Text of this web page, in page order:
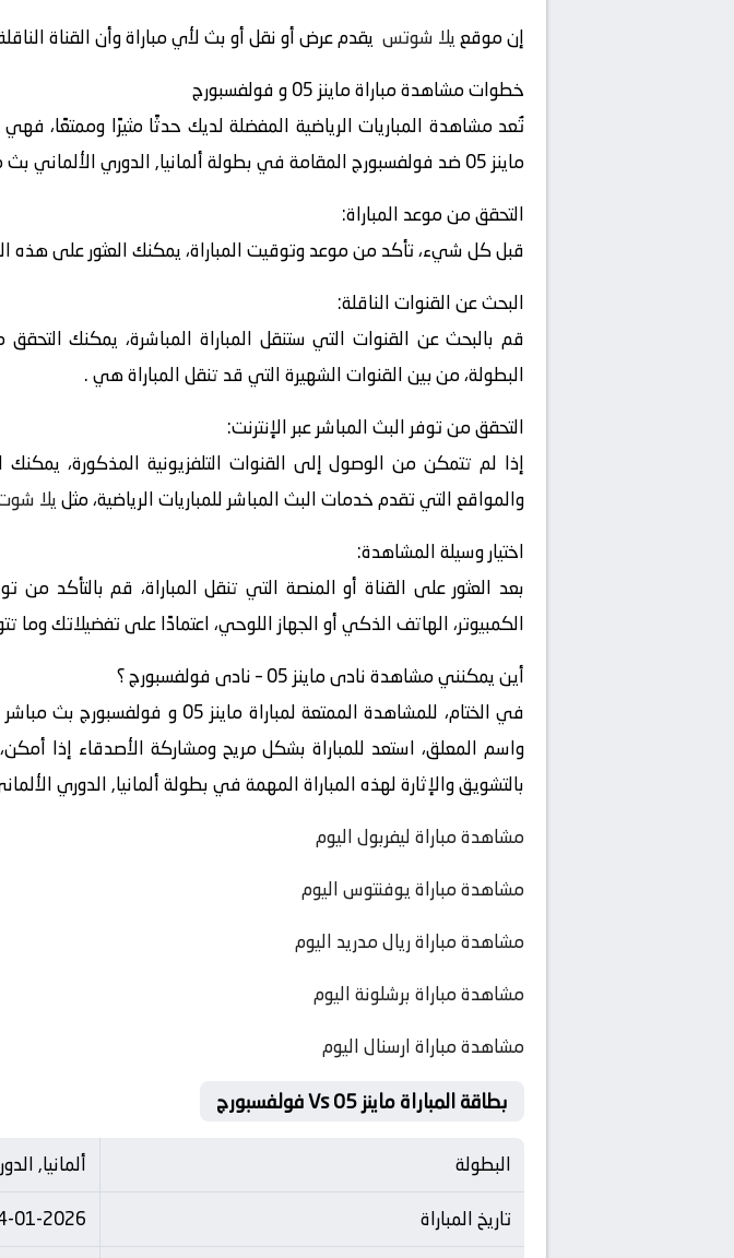
إن موقعيلا شوتس يقدم عرض أو نقل أو بث لأي مباراة وأن القناة الناقلة الرسمية لمباراة
خطوات مشاهدة مباراة ماينز 05 و فولفسبورج
تُعد مشاهدة المباريات الرياضية المفضلة لديك حدثًا مثيرًا وممتعًا،
ماينز 05 ضد فولفسبورج المقامة في بطولة ألمانيا, الدوري الألماني بث مباشر على ، فإليك بعض الخطوات التي يمكنك اتباعها للاستمتاع بالمباراة.
التحقق من موعد المباراة:
قبل كل شيء، تأكد من موعد وتوقيت المباراة، يمكنك العثور على هذه
البحث عن القنوات الناقلة:
قم بالبحث عن القنوات التي ستنقل المباراة المباشرة، يمكنك
البطولة، من بين القنوات الشهيرة التي قد تنقل المباراة هي .
التحقق من توفر البث المباشر عبر الإنترنت:
إذا لم تتمكن من الوصول إلى القنوات التلفزيونية المذكورة،
والمواقع التي تقدم خدمات البث المباشر للمباريات الرياضية، مثليلا
اختيار وسيلة المشاهدة:
بعد العثور على القناة أو المنصة التي تنقل المباراة، قم بالتأكد
الكمبيوتر، الهاتف الذكي أو الجهاز اللوحي، اعتمادًا على تفضيلاتك وما
أين يمكنني مشاهدة ‎نادى ماينز 05 – نادى فولفسبورج ؟
في الختام، للمشاهدة الممتعة
واسم المعلق، استعد للمباراة بشكل مريح ومشاركة الأصدقاء إذا
بالتشويق والإثارة لهذه المباراة المهمة في بطولة ألمانيا, الدوري
مشاهدة مباراة ليفربول اليوم
مشاهدة مباراة يوفنتوس اليوم
مشاهدة مباراة ريال مدريد اليوم
مشاهدة مباراة برشلونة اليوم
مشاهدة مباراة ارسنال اليوم
بطاقة المباراة ماينز 05 Vs فولفسبورج
البطولة
ألمانيا,
تاريخ المباراة
01-2026